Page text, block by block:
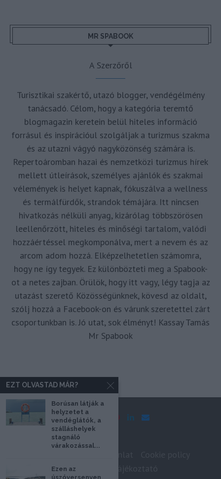
MR SPABOOK
A Szerzőről
Turisztikai szakértő, utazó blogger, vendégélmény
tanácsadó. Célom, hogy a kategória teremtő
blogmagazin keretein belül hiteles információ
forrásul és inspirációul szolgáljak a turizmus szakma
és az utazni vágyó nagyközönség számára is.
Repertoáromban hazai és nemzetközi turizmus hírek
mellett útleírások, személyes ajánlók és szakmai
vélemények is helyet kapnak, fókuszálva a wellness
és termálfürdők, strandok témájára. Itt nincsen
hivatkozás nélküli anyag, kizárólag többszörösen
leellenőrzött, hiteles és minőségi tartalom, valódi
hozzáértéssel megkomponálva, mert a nevem és az
arcom adom hozzá. Elképzelhetetlen számomra,
hogy ne így tegyek. Ez különbözteti meg a Spabook-
ot a netes zajban. Örülök, hogy itt vagy, légy tagja az
utazást szerető Közösségünknek, kövesd az oldalt,
szólj hozzá a Facebook-on és várunk szeretettel zárt
csoportunkban is. Jó utat, sok élményt! Kassay Tamás
Mr Spabook
Adatkezelési tájékoztató
EZT OLVASTAD MÁR?
Borúsan látják a
helyzetet a
vendéglátók, a
szálláshelyek
stagnáló
várakozással...
Ezen az
úszóversenyen